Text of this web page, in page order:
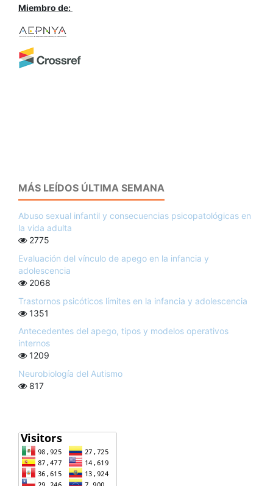
Miembro de:
MÁS LEÍDOS ÚLTIMA SEMANA
Abuso sexual infantil y consecuencias psicopatológicas en
la vida adulta
2775
Evaluación del vínculo de apego en la infancia y
adolescencia
2068
Trastornos psicóticos límites en la infancia y adolescencia
1351
Antecedentes del apego, tipos y modelos operativos
internos
1209
Neurobiología del Autismo
817